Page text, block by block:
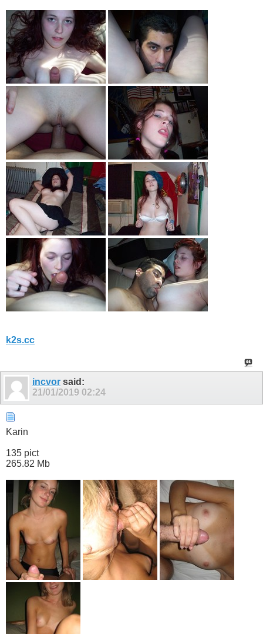
k2s.cc
incvor said:
21/01/2019 02:24
Karin
135 pict
265.82 Mb